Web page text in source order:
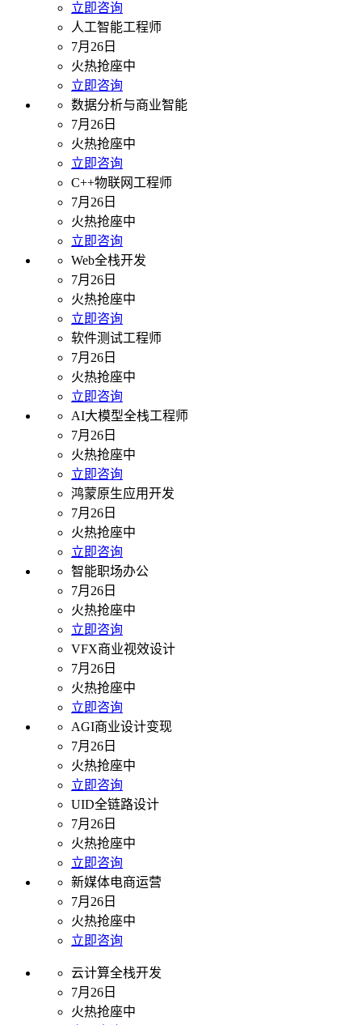
立即咨询
人工智能工程师
7月26日
火热抢座中
立即咨询
数据分析与商业智能
7月26日
火热抢座中
立即咨询
C++物联网工程师
7月26日
火热抢座中
立即咨询
Web全栈开发
7月26日
火热抢座中
立即咨询
软件测试工程师
7月26日
火热抢座中
立即咨询
AI大模型全栈工程师
7月26日
火热抢座中
立即咨询
鸿蒙原生应用开发
7月26日
火热抢座中
立即咨询
智能职场办公
7月26日
火热抢座中
立即咨询
VFX商业视效设计
7月26日
火热抢座中
立即咨询
AGI商业设计变现
7月26日
火热抢座中
立即咨询
UID全链路设计
7月26日
火热抢座中
立即咨询
新媒体电商运营
7月26日
火热抢座中
立即咨询
云计算全栈开发
7月26日
火热抢座中